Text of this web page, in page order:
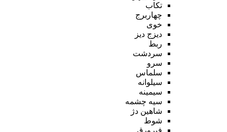
تکاب
چهاربرج
خوی
دیزج دیز
ربط
سردشت
سرو
سلماس
سیلوانه
سیمینه
سیه چشمه
شاهین دژ
شوط
فیرورق